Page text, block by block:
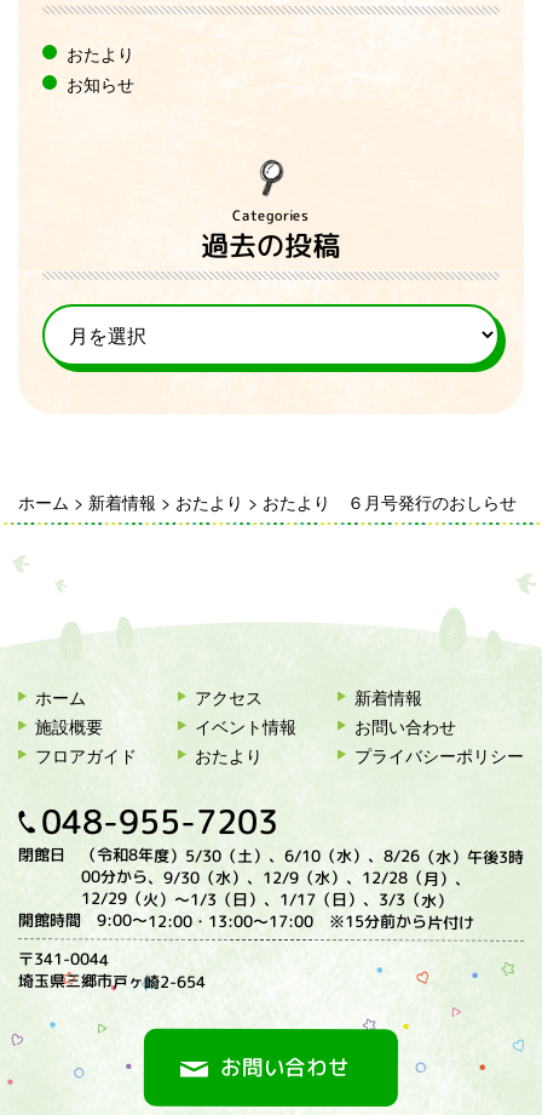
おたより
お知らせ
Categories
過去の投稿
ホーム > 新着情報 > おたより > おたより ６月号発行のおしらせ
ホーム
施設概要
フロアガイド
アクセス
イベント情報
おたより
新着情報
お問い合わせ
プライバシーポリシー
048-955-7203
閉館日 （令和8年度）5/30（土）、6/10（水）、8/26（水）午後3時
00分から、9/30（水）、12/9（水）、12/28（月）、
12/29（火）〜1/3（日）、1/17（日）、3/3（水）
開館時間9:00～12:00・13:00～17:00 ※15分前から片付け
〒341-0044
埼玉県三郷市戸ヶ崎2-654
お問い合わせ